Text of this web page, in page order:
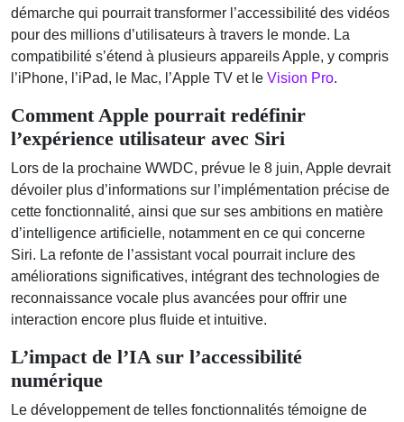
démarche qui pourrait transformer l’accessibilité des vidéos
pour des millions d’utilisateurs à travers le monde. La
compatibilité s’étend à plusieurs appareils Apple, y compris
l’iPhone, l’iPad, le Mac, l’Apple TV et le Vision Pro.
Comment Apple pourrait redéfinir
l’expérience utilisateur avec Siri
Lors de la prochaine WWDC, prévue le 8 juin, Apple devrait
dévoiler plus d’informations sur l’implémentation précise de
cette fonctionnalité, ainsi que sur ses ambitions en matière
d’intelligence artificielle, notamment en ce qui concerne
Siri. La refonte de l’assistant vocal pourrait inclure des
améliorations significatives, intégrant des technologies de
reconnaissance vocale plus avancées pour offrir une
interaction encore plus fluide et intuitive.
L’impact de l’IA sur l’accessibilité
numérique
Le développement de telles fonctionnalités témoigne de